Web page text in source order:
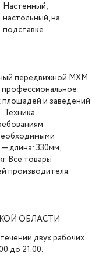
Настенный,
настольный, на
подставке
передвижной МХМ
и заведений
Техника
длина: 330мм,
Все товары
производителя.
ОБЛАСТИ.
двух рабочих
до 21.00.